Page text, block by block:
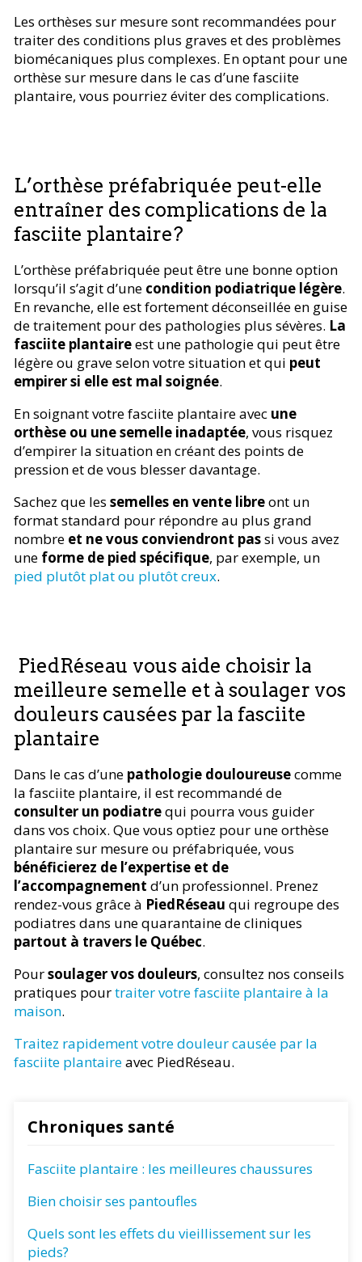
Les orthèses sur mesure sont recommandées pour
traiter des conditions plus graves et des problèmes
biomécaniques plus complexes. En optant pour une
orthèse sur mesure dans le cas d’une fasciite
plantaire, vous pourriez éviter des complications.
L’orthèse préfabriquée peut-elle
entraîner des complications de la
fasciite plantaire?
L’orthèse préfabriquée peut être une bonne option
lorsqu’il s’agit d’une condition podiatrique légère.
En revanche, elle est fortement déconseillée en guise
de traitement pour des pathologies plus sévères. La
fasciite plantaireest une pathologie qui peut être
légère ou grave selon votre situation et qui peut
empirer si elle est mal soignée.
En soignant votre fasciite plantaire avec une
orthèse ou une semelle inadaptée, vous risquez
d’empirer la situation en créant des points de
pression et de vous blesser davantage.
Sachez que les semelles en vente libreont un
format standard pour répondre au plus grand
nombre et ne vous conviendront passi vous avez
une forme de pied spécifique, par exemple, un
pied plutôt plat ou plutôt creux.
PiedRéseau vous aide choisir la
meilleure semelle et à soulager vos
douleurs causées par la fasciite
plantaire
Dans le cas d’une pathologie douloureusecomme
la fasciite plantaire, il est recommandé de
consulter un podiatrequi pourra vous guider
dans vos choix. Que vous optiez pour une orthèse
plantaire sur mesure ou préfabriquée, vous
bénéficierez de l’expertise et de
l’accompagnement d’un professionnel. Prenez
rendez-vous grâce à PiedRéseau qui regroupe des
podiatres dans une quarantaine de cliniques
partout à travers le Québec.
Poursoulager vos douleurs, consultez nos conseils
pratiques pourtraiter votre fasciite plantaire à la
maison.
Traitez rapidement votre douleur causée par la
fasciite plantaireavec PiedRéseau.
Chroniques santé
Fasciite plantaire : les meilleures chaussures
Bien choisir ses pantoufles
Quels sont les effets du vieillissement sur les
pieds?